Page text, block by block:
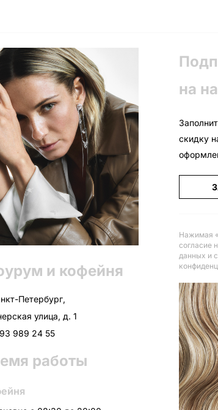
и кофейня
Петербург,
улица, д. 1
989 24 55
работы
на
скидку
Нажимая
согласие
данных и